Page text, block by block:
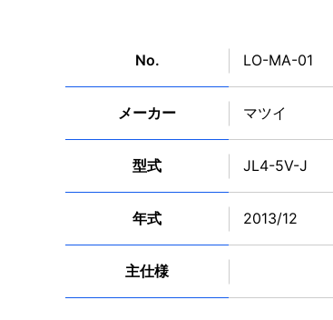
No. LO-MA-01
メーカー マツイ
型式 JL4-5V-J
年式 2013/12
主仕様